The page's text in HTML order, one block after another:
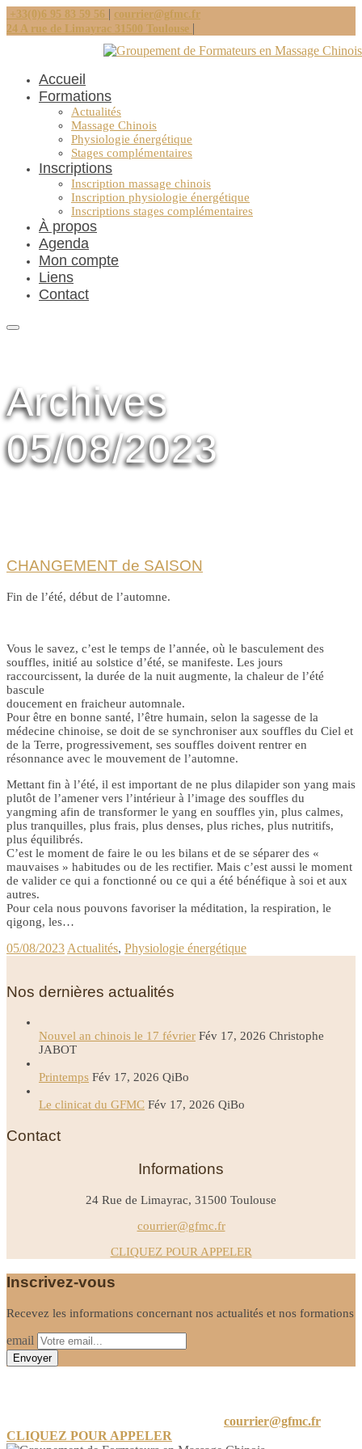
+33(0)6 95 83 59 56 | courrier@gfmc.fr
24 A rue de Limayrac 31500 Toulouse |
Accueil
Formations
Actualités
Massage Chinois
Physiologie énergétique
Stages complémentaires
Inscriptions
Inscription massage chinois
Inscription physiologie énergétique
Inscriptions stages complémentaires
À propos
Agenda
Mon compte
Liens
Contact
Archives
05/08/2023
CHANGEMENT de SAISON
Fin de l’été, début de l’automne.
Vous le savez, c’est le temps de l’année, où le basculement des
souffles, initié au solstice d’été, se manifeste. Les jours
raccourcissent, la durée de la nuit augmente, la chaleur de l’été
bascule
doucement en fraicheur automnale.
Pour être en bonne santé, l’être humain, selon la sagesse de la
médecine chinoise, se doit de se synchroniser aux souffles du Ciel et
de la Terre, progressivement, ses souffles doivent rentrer en
résonnance avec le mouvement de l’automne.
Mettant fin à l’été, il est important de ne plus dilapider son yang mais
plutôt de l’amener vers l’intérieur à l’image des souffles du
yangming afin de transformer le yang en souffles yin, plus calmes,
plus tranquilles, plus frais, plus denses, plus riches, plus nutritifs,
plus équilibrés.
C’est le moment de faire le ou les bilans et de se séparer des «
mauvaises » habitudes ou de les rectifier. Mais c’est aussi le moment
de valider ce qui a fonctionné ou ce qui a été bénéfique à soi et aux
autres.
Pour cela nous pouvons favoriser la méditation, la respiration, le
qigong, les…
05/08/2023 Actualités, Physiologie énergétique
Nos dernières actualités
Nouvel an chinois le 17 février Fév 17, 2026 Christophe
JABOT
Printemps Fév 17, 2026 QiBo
Le clinicat du GFMC Fév 17, 2026 QiBo
Contact
Informations
24 Rue de Limayrac, 31500 Toulouse
courrier@gfmc.fr
CLIQUEZ POUR APPELER
Inscrivez-vous
Recevez les informations concernant nos actualités et nos formations
email
courrier@gfmc.fr
CLIQUEZ POUR APPELER